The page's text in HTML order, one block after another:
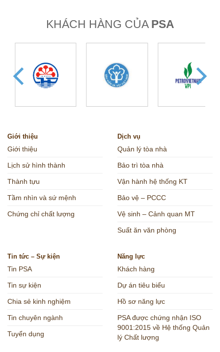
KHÁCH HÀNG CỦA PSA
Giới thiệu
Giới thiệu
Lịch sử hình thành
Thành tựu
Tầm nhìn và sứ mệnh
Chứng chỉ chất lượng
Dịch vụ
Quản lý tòa nhà
Bảo trì tòa nhà
Vận hành hệ thống KT
Bảo vệ – PCCC
Vệ sinh – Cảnh quan MT
Suất ăn văn phòng
Tin tức – Sự kiện
Tin PSA
Tin sự kiện
Chia sẻ kinh nghiệm
Tin chuyên ngành
Tuyển dụng
Năng lực
Khách hàng
Dự án tiêu biểu
Hồ sơ năng lực
PSA được chứng nhận ISO
9001:2015 về Hệ thống Quản
lý Chất lượng